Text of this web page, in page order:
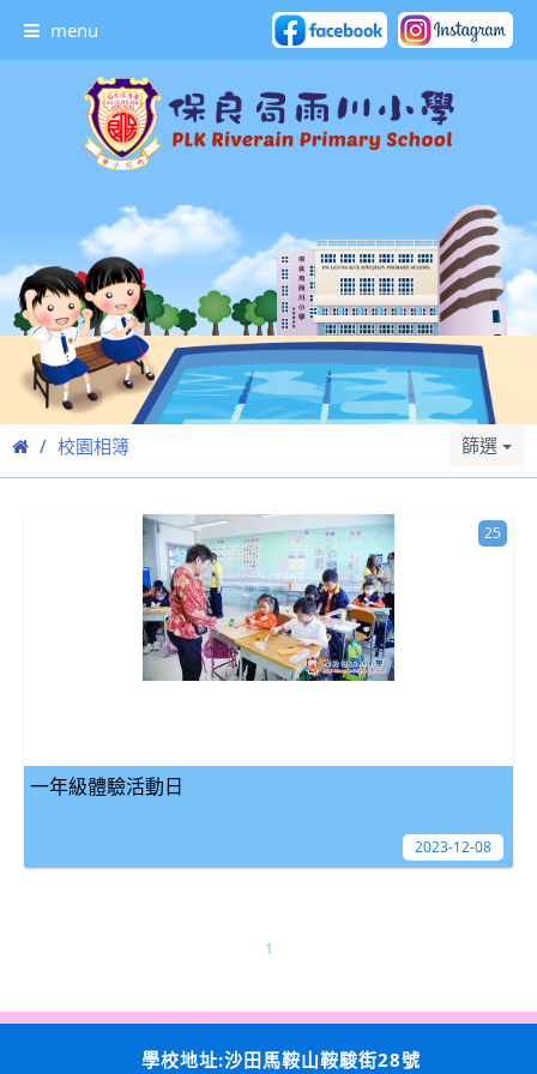
menu
校園相簿 篩選
一年級體驗活動日
25
2023-12-08
1
學校地址:沙田馬鞍山鞍駿街28號